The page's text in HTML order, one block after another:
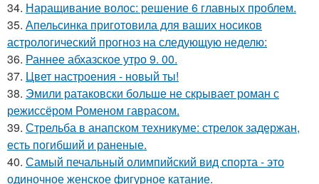
34. Наращивание волос: решение 6 главных проблем.
35. Апельсинка приготовила для ваших носиков
астрологический прогноз на следующую неделю:
36. Раннее абхазское утро 9. 00.
37. Цвет настроения - новый ты!
38. Эмили ратаковски больше не скрывает роман с
режиссёром Роменом гаврасом.
39. Стрельба в анапском техникуме: стрелок задержан,
есть погибший и раненые.
40. Самый печальный олимпийский вид спорта - это
одиночное женское фигурное катание.